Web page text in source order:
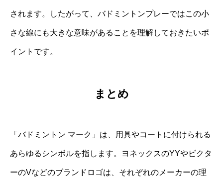
されます。したがって、バドミントンプレーではこの小
さな線にも大きな意味があることを理解しておきたいポ
イントです。
まとめ
「バドミントン マーク」は、用具やコートに付けられる
あらゆるシンボルを指します。ヨネックスのYYやビクタ
ーのVなどのブランドロゴは、それぞれのメーカーの理